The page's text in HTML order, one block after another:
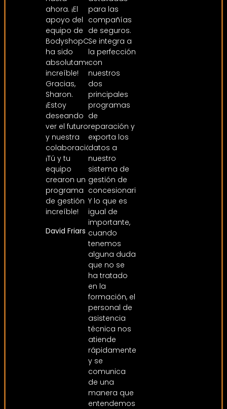
ahora. ¡El
apoyo del
equipo de
BodyshopConnect
ha sido
absolutamente
increíble!
Gracias,
Sharon.
¡Estoy
deseando
ver el futuro
y nuestra
colaboración!
¡Tú y tu
equipo
crearon un
programa
de gestión
increíble!
David Friars
para las
compañías
de seguros.
Se integra a
la perfección
con
nuestros
dos
principales
programas
de
reparación y
exporta los
datos a
nuestro
sistema de
gestión de
concesionarios.
Y lo que es
igual de
importante,
cuando
tenemos
alguna duda
que no se
ha tratado
en la
formación, el
personal de
asistencia
técnica nos
atiende
rápidamente
y se
comunica
de una
manera que
entendemos